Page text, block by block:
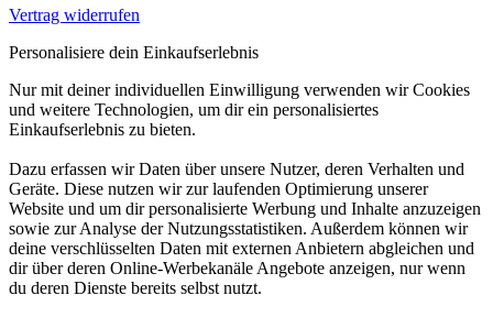
Vertrag widerrufen
Personalisiere dein Einkaufserlebnis
Nur mit deiner individuellen Einwilligung verwenden wir Cookies
und weitere Technologien, um dir ein personalisiertes
Einkaufserlebnis zu bieten.
Dazu erfassen wir Daten über unsere Nutzer, deren Verhalten und
Geräte. Diese nutzen wir zur laufenden Optimierung unserer
Website und um dir personalisierte Werbung und Inhalte anzuzeigen
sowie zur Analyse der Nutzungsstatistiken. Außerdem können wir
deine verschlüsselten Daten mit externen Anbietern abgleichen und
dir über deren Online-Werbekanäle Angebote anzeigen, nur wenn
du deren Dienste bereits selbst nutzt.